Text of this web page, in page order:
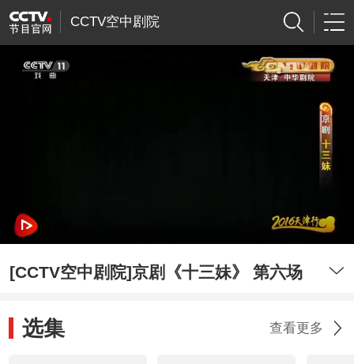
CCTV空中剧院
[CCTV空中剧院]京剧《十三妹》 第六场
选集 查看更多